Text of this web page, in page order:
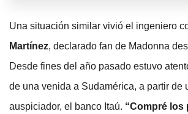
Una situación similar vivió el ingeniero
Martínez, declarado fan de Madonna
Desde fines del año pasado estuvo
de una venida a Sudamérica, a partir de
auspiciador, el banco Itaú. “Compré los